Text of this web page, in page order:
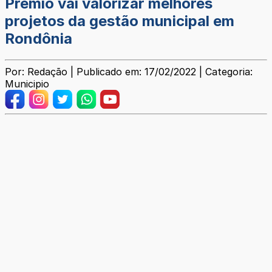
Prêmio vai valorizar melhores
projetos da gestão municipal em
Rondônia
Por: Redação | Publicado em: 17/02/2022 | Categoria:
Municipio